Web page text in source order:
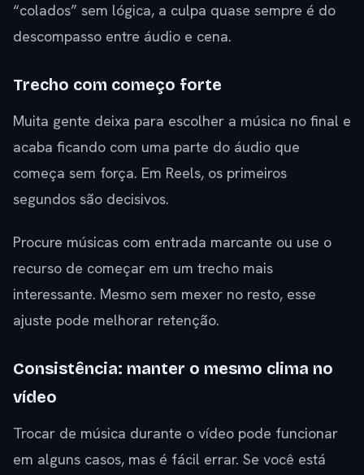
“colados” sem lógica, a culpa quase sempre é do
descompasso entre áudio e cena.
Trecho com começo forte
Muita gente deixa para escolher a música no final e
acaba ficando com uma parte do áudio que
começa sem força. Em Reels, os primeiros
segundos são decisivos.
Procure músicas com entrada marcante ou use o
recurso de começar em um trecho mais
interessante. Mesmo sem mexer no resto, esse
ajuste pode melhorar retenção.
Consistência: manter o mesmo clima no
vídeo
Trocar de música durante o vídeo pode funcionar
em alguns casos, mas é fácil errar. Se você está